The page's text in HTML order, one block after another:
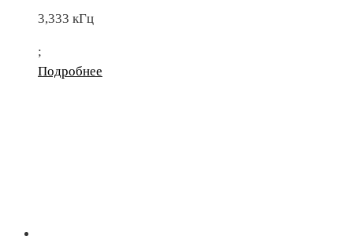
3,333 кГц
;
Подробнее